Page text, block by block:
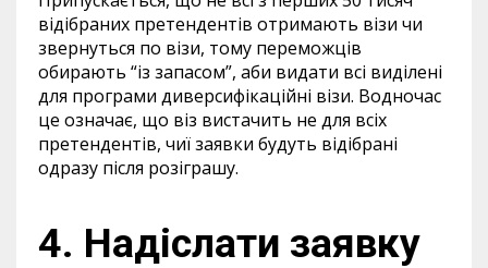
відібраних претендентів отримають візи чи
звернуться по візи, тому переможців
обирають “із запасом”, аби видати всі виділені
для програми диверсифікаційні візи. Водночас
це означає, що віз вистачить не для всіх
претендентів, чиї заявки будуть відібрані
одразу після розіграшу.
4. Надіслати заявку